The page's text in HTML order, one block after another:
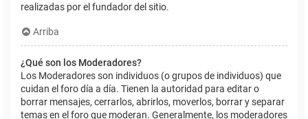
realizadas por el fundador del sitio.
Arriba
¿Qué son los Moderadores?
Los Moderadores son individuos (o grupos de individuos) que
cuidan el foro día a día. Tienen la autoridad para editar o
borrar mensajes, cerrarlos, abrirlos, moverlos, borrar y separar
temas en el foro que moderan. Generalmente, los moderadores